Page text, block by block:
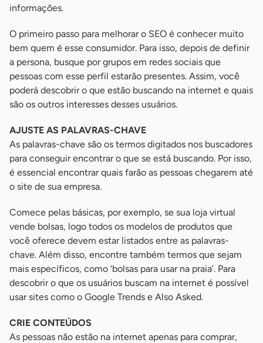
informações.
O primeiro passo para melhorar o SEO é conhecer muito
bem quem é esse consumidor. Para isso, depois de definir
a persona, busque por grupos em redes sociais que
pessoas com esse perfil estarão presentes. Assim, você
poderá descobrir o que estão buscando na internet e quais
são os outros interesses desses usuários.
AJUSTE AS PALAVRAS-CHAVE
As palavras-chave são os termos digitados nos buscadores
para conseguir encontrar o que se está buscando. Por isso,
é essencial encontrar quais farão as pessoas chegarem até
o site de sua empresa.
Comece pelas básicas, por exemplo, se sua loja virtual
vende bolsas, logo todos os modelos de produtos que
você oferece devem estar listados entre as palavras-
chave. Além disso, encontre também termos que sejam
mais específicos, como ‘bolsas para usar na praia’. Para
descobrir o que os usuários buscam na internet é possível
usar sites como o Google Trends e Also Asked.
CRIE CONTEÚDOS
As pessoas não estão na internet apenas para comprar,